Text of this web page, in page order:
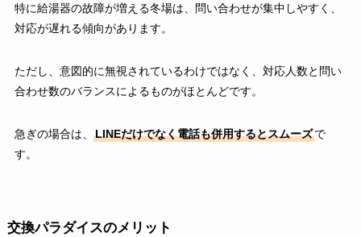
特に給湯器の故障が増える冬場は、問い合わせが集中しやすく、
対応が遅れる傾向があります。
ただし、意図的に無視されているわけではなく、対応人数と問い
合わせ数のバランスによるものがほとんどです。
急ぎの場合は、 LINEだけでなく電話も併用するとスムーズで
す。
交換パラダイスのメリット